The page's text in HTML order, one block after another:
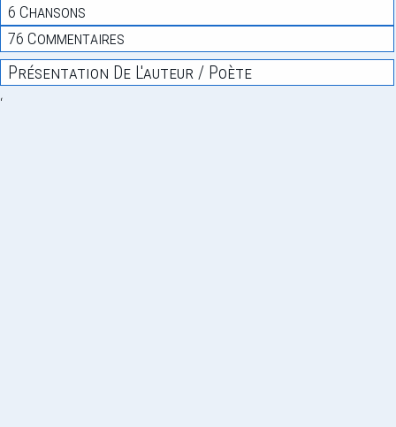
6 Chansons
76 Commentaires
Présentation De L'auteur / Poète
‘